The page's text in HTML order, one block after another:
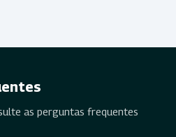
as perguntas frequentes